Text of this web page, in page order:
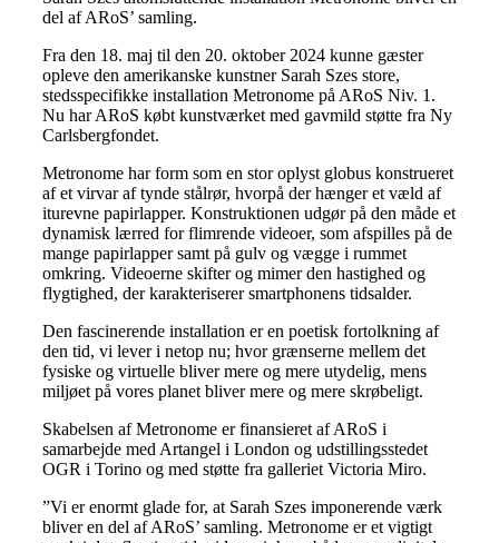
del af ARoS’ samling.
Fra den 18. maj til den 20. oktober 2024 kunne gæster
opleve den amerikanske kunstner Sarah Szes store,
stedsspecifikke installation Metronome på ARoS Niv. 1.
Nu har ARoS købt kunstværket med gavmild støtte fra Ny
Carlsbergfondet.
Metronome har form som en stor oplyst globus konstrueret
af et virvar af tynde stålrør, hvorpå der hænger et væld af
iturevne papirlapper. Konstruktionen udgør på den måde et
dynamisk lærred for flimrende videoer, som afspilles på de
mange papirlapper samt på gulv og vægge i rummet
omkring. Videoerne skifter og mimer den hastighed og
flygtighed, der karakteriserer smartphonens tidsalder.
Den fascinerende installation er en poetisk fortolkning af
den tid, vi lever i netop nu; hvor grænserne mellem det
fysiske og virtuelle bliver mere og mere utydelig, mens
miljøet på vores planet bliver mere og mere skrøbeligt.
Skabelsen af Metronome er finansieret af ARoS i
samarbejde med Artangel i London og udstillingsstedet
OGR i Torino og med støtte fra galleriet Victoria Miro.
”Vi er enormt glade for, at Sarah Szes imponerende værk
bliver en del af ARoS’ samling. Metronome er et vigtigt